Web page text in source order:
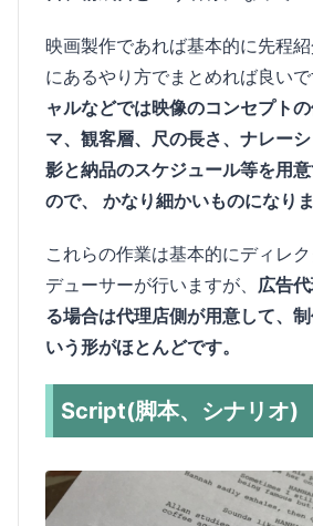
映画製作であれば基本的に先程
にあるやり方でまとめれば良いで
ャルなどでは映像のコンセプト
マ、観客層、尺の長さ、ナレー
影と納品のスケジュール等を用
ので、 かなり細かいものになりま
これらの作業は基本的にディレ
デューサーが行いますが、 広告
る場合は代理店側が用意して、
いう形がほとんどです。
Script(脚本、シナリオ)